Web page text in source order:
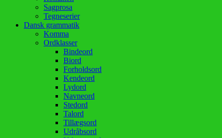
Sagprosa
Tegneserier
Dansk grammatik
Komma
Ordklasser
Bindeord
Biord
Forholdsord
Kendeord
Lydord
Navneord
Stedord
Talord
Tillægsord
Udråbsord